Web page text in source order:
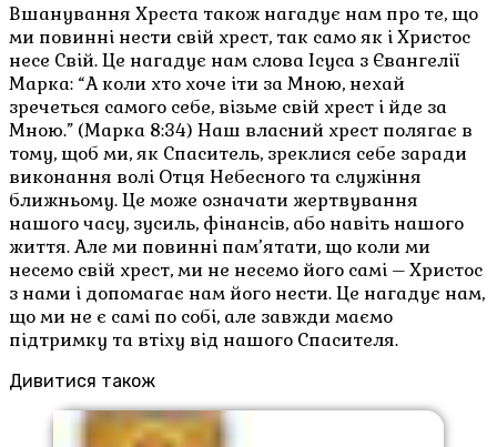
Вшанування Хреста також нагадує нам про те, що
ми повинні нести свій хрест, так само як і Христос
несе Свій. Це нагадує нам слова Ісуса з Євангелії
Марка: “А коли хто хоче іти за Мною, нехай
зречеться самого себе, візьме свій хрест і йде за
Мною.” (Марка 8:34) Наш власний хрест полягає в
тому, щоб ми, як Спаситель, зреклися себе заради
виконання волі Отця Небесного та служіння
ближньому. Це може означати жертвування
нашого часу, зусиль, фінансів, або навіть нашого
життя. Але ми повинні пам’ятати, що коли ми
несемо свій хрест, ми не несемо його самі – Христос
з нами і допомагає нам його нести. Це нагадує нам,
що ми не є самі по собі, але завжди маємо
підтримку та втіху від нашого Спасителя.
Дивитися також